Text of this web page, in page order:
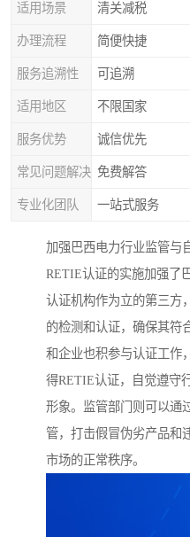
适用场景 清关减税
办理流程 简便快捷
服务追溯性 可追溯
适用地区 不限国家
服务优势 诚信优先
常见问题解决 免费解答
专业化团队 一站式服务
加强巴西电力行业监管与
RETIE认证的实施加强了
认证机构作为立的第三方
的检测和认证，确保其符
和企业也积参与认证工作
得RETIE认证，自觉遵守
形象。监管部门则可以通
管，打击假冒伪劣产品和
市场的正常秩序。